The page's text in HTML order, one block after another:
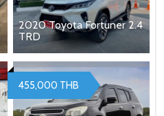
2020 Toyota Fortuner 2.4
TRD
455,000 THB